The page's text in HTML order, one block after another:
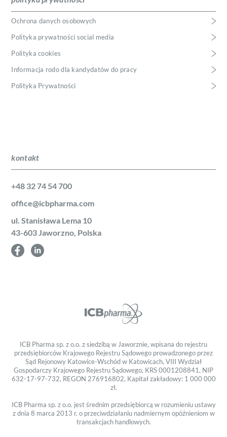
Ochrona danych osobowych
Polityka prywatności social media
Polityka cookies
Informacja rodo dla kandydatów do pracy
Polityka Prywatności
kontakt
+48 32 74 54 700
office@icbpharma.com
ul. Stanisława Lema 10
43-603 Jaworzno, Polska
ICB Pharma sp. z o.o. z siedzibą w Jaworznie, wpisana do rejestru
przedsiębiorców Krajowego Rejestru Sądowego prowadzonego przez
Sąd Rejonowy Katowice-Wschód w Katowicach, VIII Wydział
Gospodarczy Krajowego Rejestru Sądowego, KRS 0001208841, NIP
632-17-97-732, REGON 276916802, Kapitał zakładowy: 1 000 000
zł.
ICB Pharma sp. z o.o. jest średnim przedsiębiorcą w rozumieniu ustawy
z dnia 8 marca 2013 r. o przeciwdziałaniu nadmiernym opóźnieniom w
transakcjach handlowych.